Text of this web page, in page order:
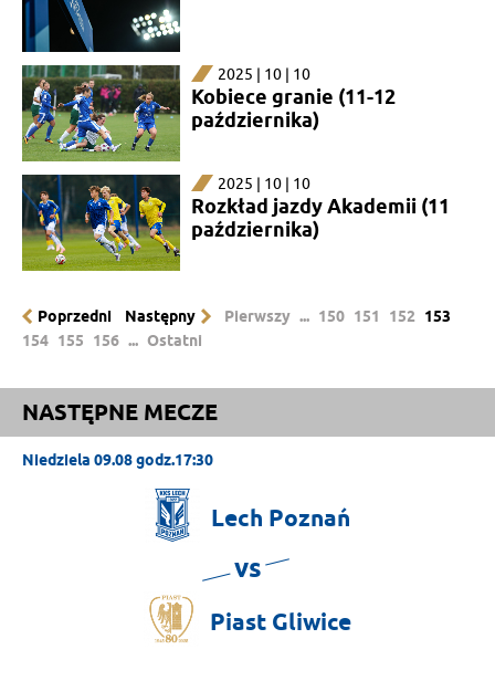
2025 | 10 | 10
Kobiece granie (11-12
października)
2025 | 10 | 10
Rozkład jazdy Akademii (11
października)
Poprzedni Następny Pierwszy ... 150 151 152
153
154 155 156 ... Ostatni
NASTĘPNE MECZE
Niedziela 09.08 godz.17:30
Lech Poznań
vs
Piast Gliwice